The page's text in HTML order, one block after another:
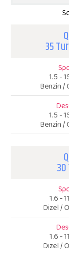
35
1.5 -
Benzin /
1.5 -
Benzin /
30
1.6 -
Dizel /
1.6 -
Dizel /